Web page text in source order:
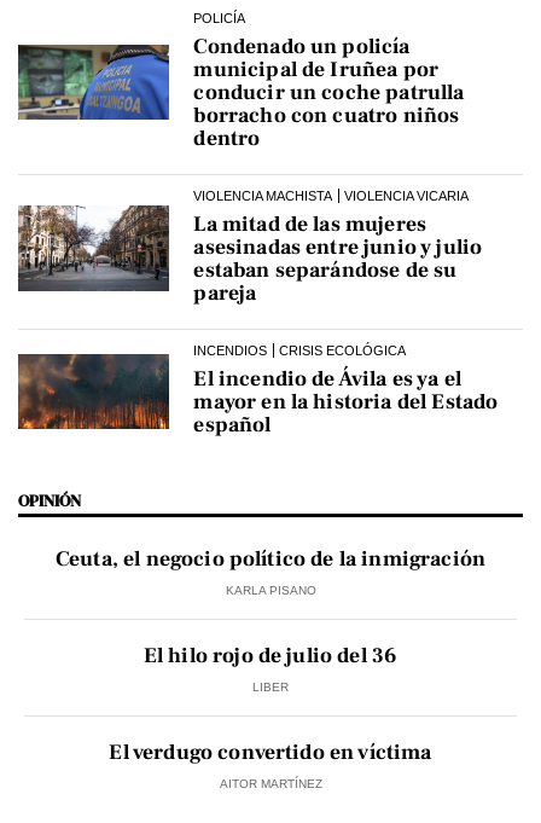
POLICÍA
Condenado un policía
municipal de Iruñea por
conducir un coche patrulla
borracho con cuatro niños
dentro
VIOLENCIA MACHISTA VIOLENCIA VICARIA
La mitad de las mujeres
asesinadas entre junio y julio
estaban separándose de su
pareja
INCENDIOS CRISIS ECOLÓGICA
El incendio de Ávila es ya el
mayor en la historia del Estado
español
OPINIÓN
Ceuta, el negocio político de la inmigración
KARLA PISANO
El hilo rojo de julio del 36
LIBER
El verdugo convertido en víctima
AITOR MARTÍNEZ